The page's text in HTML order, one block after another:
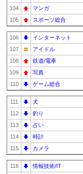
104 マンガ
105
スポーツ総合
106 インターネット
107
アイドル
108
鉄道/電車
109
写真
110
ゲーム総合
111 犬
112
釣り
113
占い
114
時計
115
カメラ
116 情報技術/IT